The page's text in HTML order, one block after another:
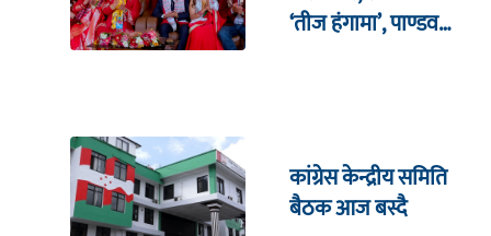
‘तीज हंगामा’, पाण्डव
कांग्रेस केन्द्रीय समिति
बैठक आज बस्दै